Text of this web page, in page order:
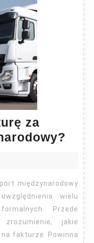
za
Jak
za
wielu
Przede
jakie
fakturze. Powinna